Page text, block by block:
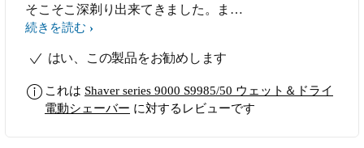
そこそこ深剃り出来てきました。また
意外と癖のヒゲも剃れていて助かりま
を毎回購入していましたが顎下、頬骨
でしたが今回は今のところフィットし
てます。 ただ滑りがあまり良くない
続きを読む
はい、この製品をお勧めします
これは Shaver series 9000 S9985/50 ウェット＆ドライ
電動シェーバー に対するレビューです